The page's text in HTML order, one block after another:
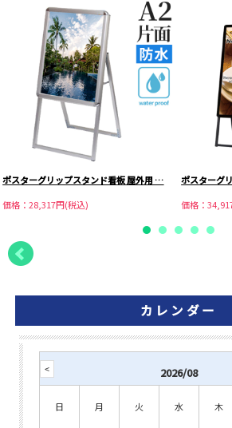
ポスターグリップスタンド看板 屋外用 …
価格：28,317円(税込)
ポスターグ
価格：
カレンダー